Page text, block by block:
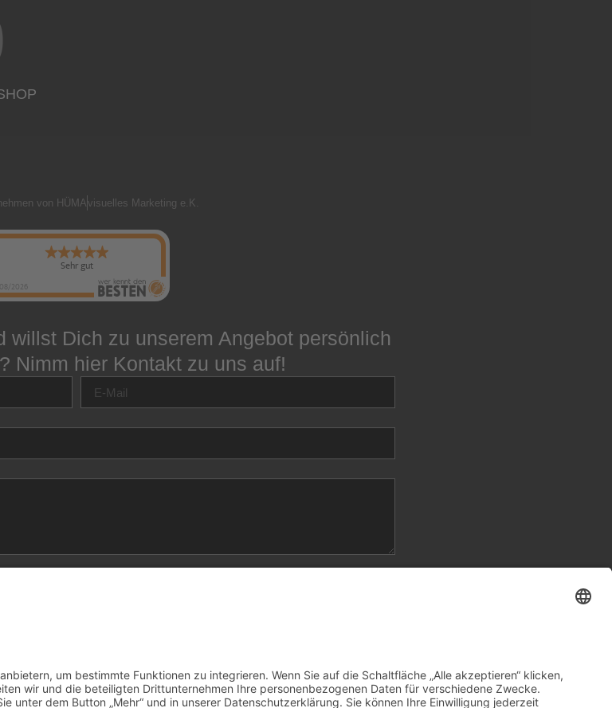
von HÜMAvisuelles Marketing e.K.
Sehr gut
08/2026
willst Dich zu unserem Angebot persönlich
Nimm hier Kontakt zu uns auf!
Nachricht senden